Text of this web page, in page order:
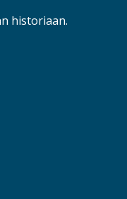
historiaan.